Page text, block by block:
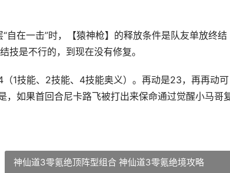
在一击”时，【猿神枪】的释放条件是队友单放终结
技是不行的，到现在没有修复。
1技能、2技能、4技能奥义）。再动是23，再再动可
如果首回合尼卡路飞被打出来保命通过觉醒小马哥
神仙道3零氪绝顶阵型组合 神仙道3零氪绝境攻略